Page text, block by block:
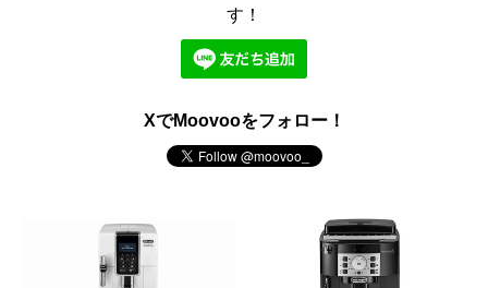
す！
XでMoovooをフォロー！